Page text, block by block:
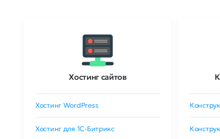
Хостинг сайтов
Хостинг WordPress
Хостинг для 1C-Битрикс